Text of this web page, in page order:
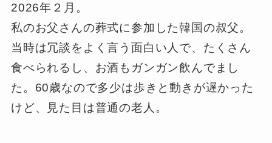
2026年２月。
私のお父さんの葬式に参加した韓国の叔父。
当時は冗談をよく言う面白い人で、たくさん
食べられるし、お酒もガンガン飲んでまし
た。60歳なので多少は歩きと動きが遅かった
けど、見た目は普通の老人。